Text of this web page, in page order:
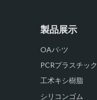
製品展示
OAパ-ツ
PCRプラスチック
工术キシ樹脂
シリコンゴム